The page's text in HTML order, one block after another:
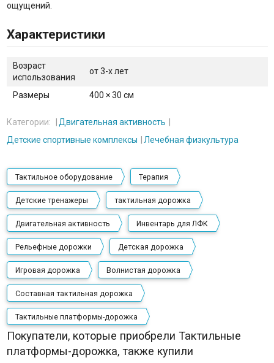
ощущений.
Характеристики
Возраст
использования
от 3-х лет
Размеры 400 × 30 см
Категории:
Двигательная активность
Детские спортивные комплексы
Лечебная физкультура
Тактильное оборудование Терапия
Детские тренажеры тактильная дорожка
Двигательная активность Инвентарь для ЛФК
Рельефные дорожки Детская дорожка
Игровая дорожка Волнистая дорожка
Составная тактильная дорожка
Тактильные платформы-дорожка
Покупатели, которые приобрели Тактильные
платформы-дорожка, также купили